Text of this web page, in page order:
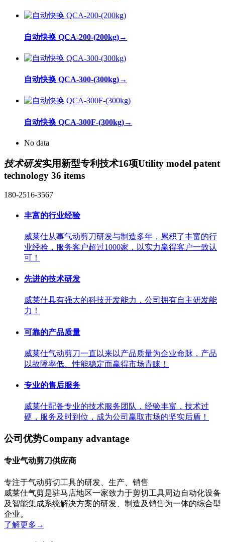
自动快换 QCA-200-(200kg)→
自动快换 QCA-300-(300kg)→
自动快换 QCA-300F-(300kg)→
No data
技术研发实用新型专利技术16项Utility model patent
technology 36 items
180-2516-3567
丰富的行业经验
威莱仕从事气动剪刀研发与制造多年，累积了丰富的行
业经验，服务客户超过1000家，以实力赢得客户一致认
可！
先进的技术研发
威莱仕具有强大的科技开发能力，公司拥有自主研发能
力！
可靠的产品质量
威莱仕气动剪刀一直以来以产品质量为企业命脉，产品
以故障率低、性能稳定而赢得市场青睐！
专业的售后服务
威莱仕配备专业的技术服务团队，经验丰富，技术过
硬，服务及时到位，成为公司赢取市场的坚实后盾！
公司优势Company advantage
专业气动剪刀供应商
专注于气动剪切工具的研发、生产、销售
威莱仕气剪是驻马店地区一家致力于剪切工具周边自动化设备
及智能集成系统解决方案的研发、制造及销售为一体的综合型
企业。
了解更多 →